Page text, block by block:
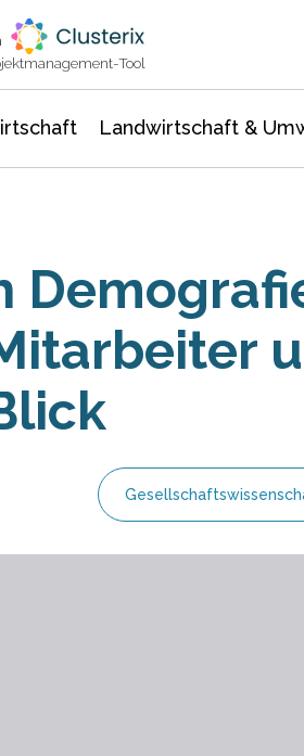
Tool
Landwirtschaft &